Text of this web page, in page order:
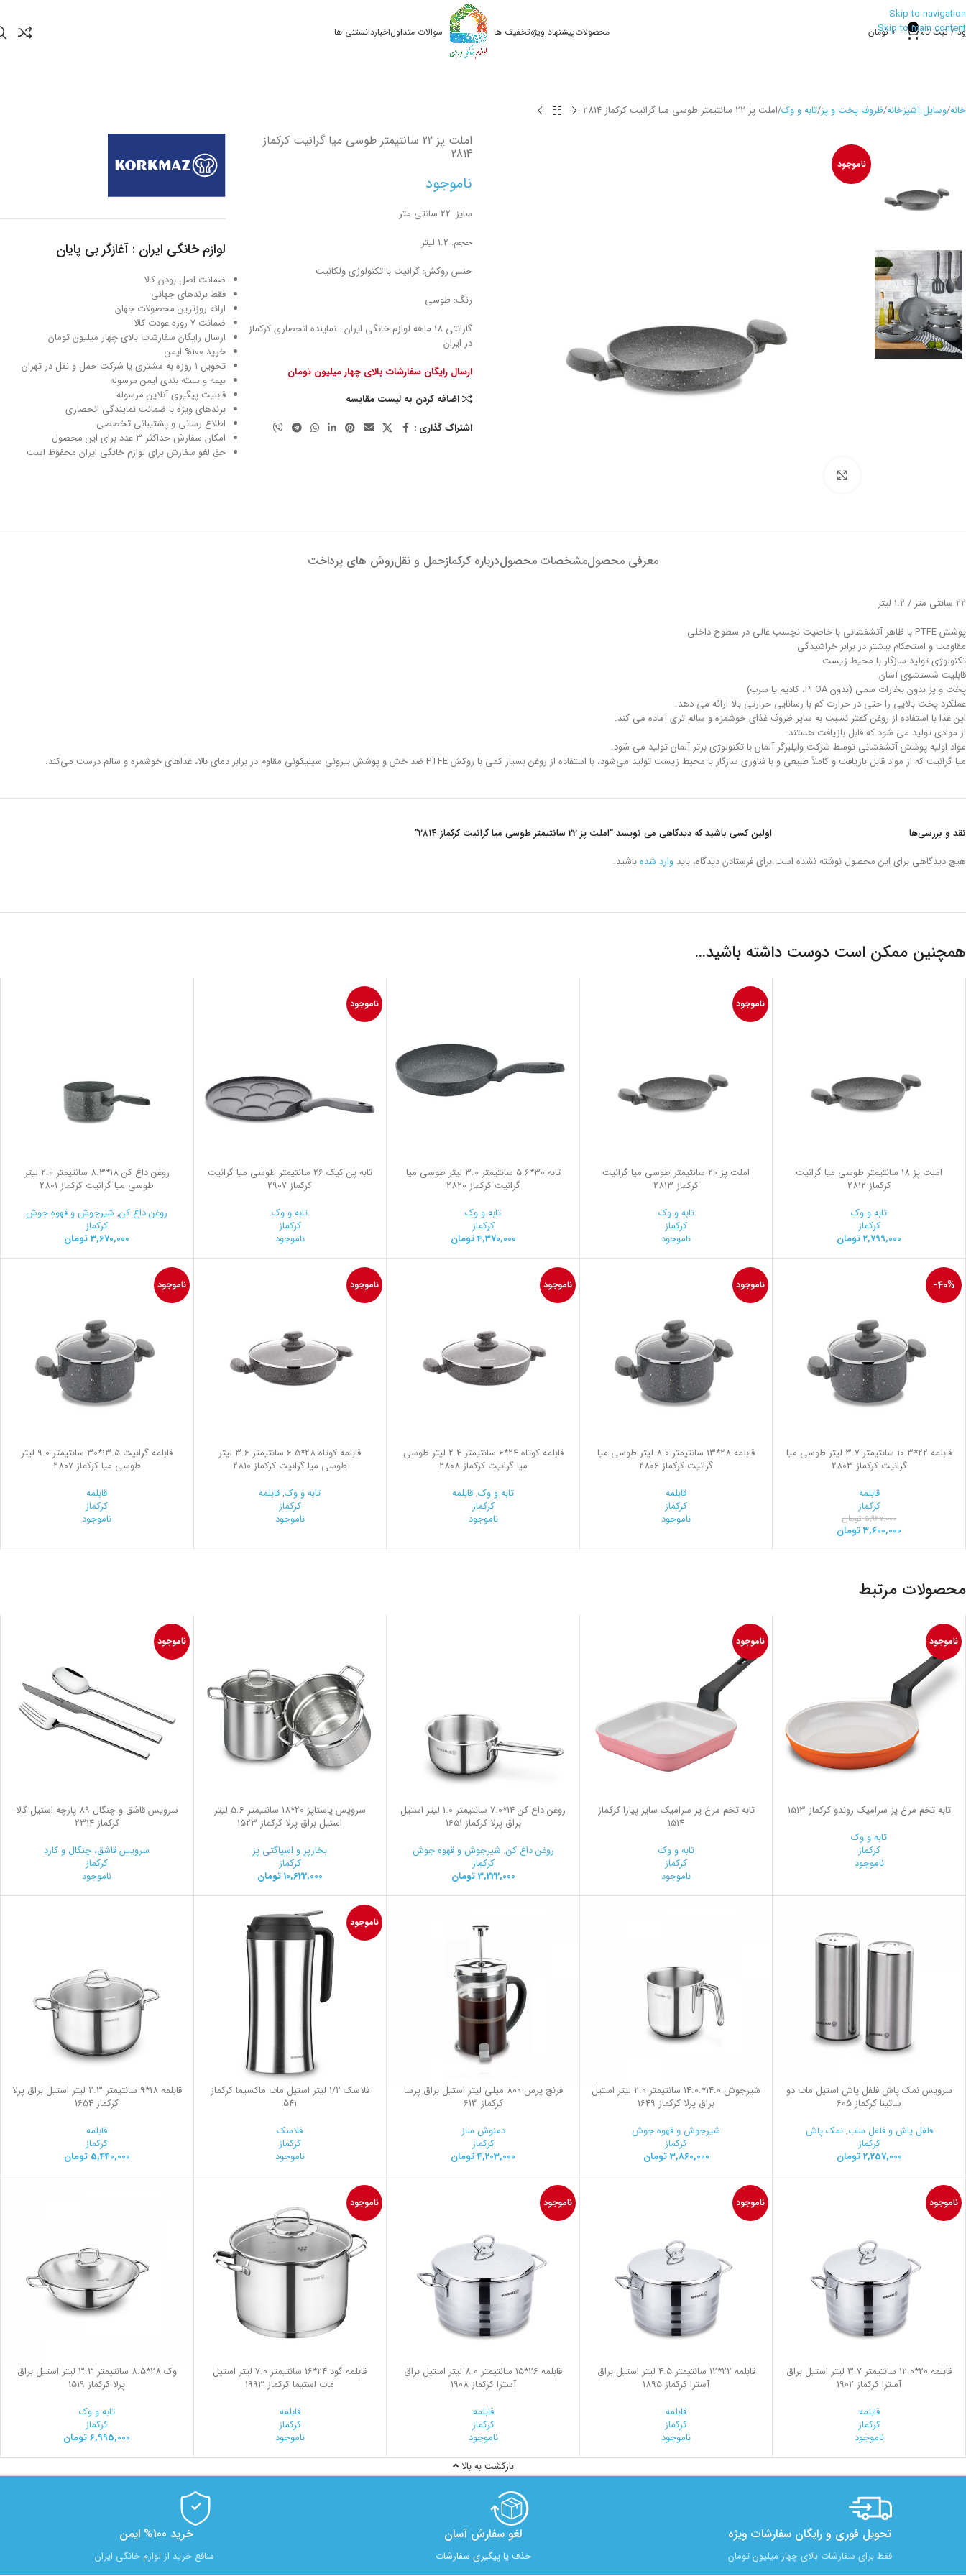
Skip to navigation
Skip to main content
/ ثبت نام 0
0 تومان محصولاتپیشنهاد ویژهتخفیف ها سوالات متداولاخباردانستنی ها
خانه وسایل آشپزخانه ظروف پخت و پز تابه و وک املت پز 22 سانتیمتر طوسی میا گرانیت کرکماز 2814
ناموجود
املت پز 22 سانتیمتر طوسی میا گرانیت کرکماز
2814
ناموجود
سایز: 22 سانتی متر
حجم: 1.2 لیتر
جنس روکش: گرانیت با تکنولوژی ولکانیت
رنگ: طوسی
گارانتی 18 ماهه لوازم خانگی ایران : نماینده انحصاری کرکماز
در ایران
ارسال رایگان سفارشات بالای چهار میلیون تومان
اضافه کردن به لیست مقایسه
اشتراک گذاری :
لوازم خانگی ایران : آغازگر بی پایان
ضمانت اصل بودن کالا
فقط برندهای جهانی
ارائه روزترین محصولات جهان
ضمانت 7 روزه عودت کالا
ارسال رایگان سفارشات بالای چهار میلیون تومان
خرید 100% ایمن
تحویل ۱ روزه به مشتری یا شرکت حمل و نقل در تهران
بیمه و بسته بندی ایمن مرسوله
قابلیت پیگیری آنلاین مرسوله
برندهای ویژه با ضمانت نمایندگی انحصاری
اطلاع رسانی و پشتیبانی تخصصی
امکان سفارش حداکثر 3 عدد برای این محصول
حق لغو سفارش برای لوازم خانگی ایران محفوظ است
معرفی محصولمشخصات محصولدرباره کرکمازحمل و نقلروش های پرداخت
22 سانتی متر / 1.2 لیتر
پوشش PTFE با ظاهر آتشفشانی با خاصیت نچسب عالی در سطوح داخلی
مقاومت و استحکام بیشتر در برابر خراشیدگی
تکنولوژی تولید سازگار با محیط زیست
قابلیت شستشوی آسان
پخت و پز بدون بخارات سمی (بدون PFOA، کادیم یا سرب)
عملکرد پخت بالایی را حتی در حرارت کم با رسانایی حرارتی بالا ارائه می دهد.
این غذا با استفاده از روغن کمتر نسبت به سایر ظروف غذای خوشمزه و سالم تری آماده می کند.
از موادی تولید می شود که قابل بازیافت هستند.
مواد اولیه پوشش آتشفشانی توسط شرکت وایلبرگر آلمان با تکنولوژی برتر آلمان تولید می شود.
میا گرانیت که از مواد قابل بازیافت و کاملاً طبیعی و با فناوری سازگار با محیط زیست تولید می‌شود، با استفاده از روغن بسیار کمی با روکش PTFE ضد خش و پوشش بیرونی سیلیکونی مقاوم در برابر دمای بالا، غذاهای خوشمزه و سالم درست می‌کند.
نقد و بررسی‌ها
هیچ دیدگاهی برای این محصول نوشته نشده است.
اولین کسی باشید که دیدگاهی می نویسد “املت پز 22 سانتیمتر طوسی میا گرانیت کرکماز 2814”
برای فرستادن دیدگاه، باید وارد شدهباشید.
همچنین ممکن است دوست داشته باشید…
املت پز 18 سانتیمتر طوسی میا گرانیت
کرکماز 2812
تابه و وک
کرکماز
2,799,000 تومان
ناموجود
املت پز 20 سانتیمتر طوسی میا گرانیت
کرکماز 2813
تابه و وک
کرکماز
ناموجود
تابه 30*5.6 سانتیمتر 3.0 لیتر طوسی میا
گرانیت کرکماز 2820
تابه و وک
کرکماز
4,370,000 تومان
ناموجود
تابه پن کیک 26 سانتیمتر طوسی میا گرانیت
کرکماز 2907
تابه و وک
کرکماز
ناموجود
روغن داغ کن 18*8.3 سانتیمتر 2.0 لیتر
طوسی میا گرانیت کرکماز 2801
روغن داغ کن, شیرجوش و قهوه جوش
کرکماز
3,670,000 تومان
-40%
قابلمه 22*10.3 سانتیمتر 3.7 لیتر طوسی میا
گرانیت کرکماز 2803
قابلمه
کرکماز
5,967,000 تومان
3,600,000 تومان
ناموجود
قابلمه 28*13 سانتیمتر 8.0 لیتر طوسی میا
گرانیت کرکماز 2806
قابلمه
کرکماز
ناموجود
ناموجود
قابلمه کوتاه 24*6 سانتیمتر 2.4 لیتر طوسی
میا گرانیت کرکماز 2808
تابه و وک,قابلمه
کرکماز
ناموجود
ناموجود
قابلمه کوتاه 28*6.5 سانتیمتر 3.6 لیتر
طوسی میا گرانیت کرکماز 2810
تابه و وک,قابلمه
کرکماز
ناموجود
ناموجود
قابلمه گرانیت 13.5*30 سانتیمتر 9.0 لیتر
طوسی میا کرکماز 2807
قابلمه
کرکماز
ناموجود
محصولات مرتبط
ناموجود
تابه تخم مرغ پز سرامیک روندو کرکماز 1513
تابه و وک
کرکماز
ناموجود
ناموجود
تابه تخم مرغ پز سرامیک سایز پیازا کرکماز
1514
تابه و وک
کرکماز
ناموجود
روغن داغ کن 14*7.0 سانتیمتر 1.0 لیتر استیل
براق پرلا کرکماز 1651
روغن داغ کن, شیرجوش و قهوه جوش
کرکماز
3,222,000 تومان
سرویس پاستاپز 20*18 سانتیمتر 5.6 لیتر
استیل براق پرلا کرکماز 1523
بخارپز و اسپاگتی پز
کرکماز
10,622,000تومان
ناموجود
سرویس قاشق و چنگال 89 پارچه استیل گالا
کرکماز 2314
سرویس قاشق، چنگال و کارد
کرکماز
ناموجود
سرویس نمک پاش فلفل پاش استیل مات دو
ساتینا کرکماز 605
فلفل پاش و فلفل ساب,نمک پاش
کرکماز
2,257,000 تومان
شیرجوش 14.0*.14.0 سانتیمتر 2.0 لیتر استیل
براق پرلا کرکماز 1649
شیرجوش و قهوه جوش
کرکماز
3,860,000 تومان
فرنچ پرس 800 میلی لیتر استیل براق پرسا
کرکماز 613
دمنوش ساز
کرکماز
4,203,000تومان
ناموجود
فلاسك 1/2 ليتر استيل مات ماكسيما کرکماز
541
فلاسک
کرکماز
ناموجود
قابلمه 18*9 سانتیمتر 2.3 لیتر استیل براق پرلا
کرکماز 1654
قابلمه
کرکماز
5,440,000 تومان
ناموجود
قابلمه 20*12.0 سانتیمتر 3.7 لیتر استیل براق
آسترا کرکماز 1902
قابلمه
کرکماز
ناموجود
ناموجود
قابلمه 22*12 سانتیمتر 4.5 لیتر استیل براق
آسترا کرکماز 1895
قابلمه
کرکماز
ناموجود
ناموجود
قابلمه 26*15 سانتیمتر 8.0 لیتر استیل براق
آسترا کرکماز 1908
قابلمه
کرکماز
ناموجود
ناموجود
قابلمه گود 24*16 سانتیمتر 7.0 لیتر استیل
مات استیما کرکماز 1993
قابلمه
کرکماز
ناموجود
وک 28*8.5 سانتیمتر 3.3 لیتر استیل براق
پرلا کرکماز 1519
تابه و وک
کرکماز
6,995,000 تومان
بازگشت به بالا
تحویل فوری و رایگان سفارشات ویژه
فقط برای سفارشات بالای چهار میلیون تومان
لغو سفارش آسان​
حذف یا پیگیری سفارشات
خرید 100% ایمن
منافع خرید از لوازم خانگی ایران